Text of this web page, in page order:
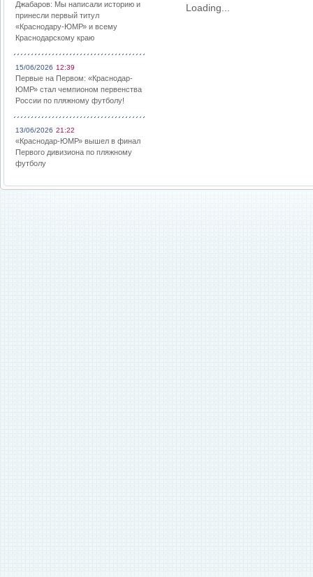
Джабаров: Мы написали историю и
принесли первый титул
«Краснодару-ЮМР» и всему
Краснодарскому краю
15/06/2026 12:39
Первые на Первом: «Краснодар-
ЮМР» стал чемпионом первенства
России по пляжному футболу!
13/06/2026 21:22
«Краснодар-ЮМР» вышел в финал
Первого дивизиона по пляжному
футболу
Loading...